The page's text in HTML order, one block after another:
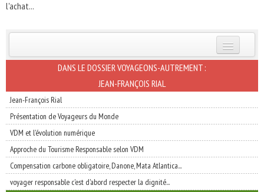
l'achat...
INSCRIVEZ-VOUS | ABONNEZ-VOUS
DANS LE DOSSIER VOYAGEONS-AUTREMENT :
JEAN-FRANÇOIS RIAL
Jean-François Rial
Présentation de Voyageurs du Monde
VDM et l'évolution numérique
Approche du Tourisme Responsable selon VDM
Compensation carbone obligatoire, Danone, Mata Atlantica...
voyager responsable c'est d'abord respecter la dignité...